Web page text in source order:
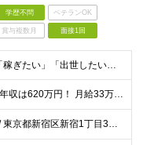
学歴不問 ベテランOK
賞与複数月 面接1回
【学歴・経験不問！「稼ぎたい」「出世したい」方歓迎】 ●普通自動車運転免許（AT限定可）をお持ちの方 ☆こんな方はおすすめ！☆ ◎成長市場へ挑戦したい方 ◎年功序列ではなく正当な評価と報酬を得たい方
★社員の1年目の平均年収は620万円！ 月給33万円～120万円＋インセンティブ＋賞与年1回 ※経験・能力を考慮の上、決定します。 ※固定残業代（月69.5時間分・9万7,000円～）含む。超過分別
★転勤なし 新宿本社 / 東京都新宿区新宿1丁目3番12号 配属エリア 新宿本社、千葉支店、池袋支店、立川支店、大宮支店、品川支店、新横浜支店、横浜支店、竹ノ塚支店、水戸支店、高崎支店、宇都宮支店